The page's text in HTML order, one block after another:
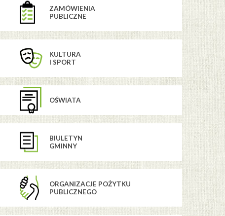
ZAMÓWIENIA
PUBLICZNE
KULTURA
I SPORT
OŚWIATA
BIULETYN
GMINNY
ORGANIZACJE POŻYTKU
PUBLICZNEGO